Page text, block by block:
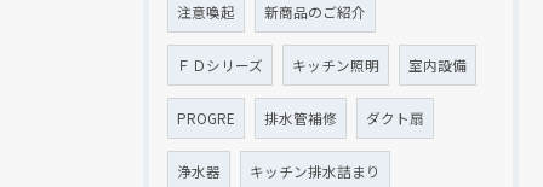
注意喚起 新商品のご紹介
ＦＤシリーズ キッチン照明 室内設備
PROGRE 排水管補修 ダクト扇
浄水器 キッチン排水詰まり